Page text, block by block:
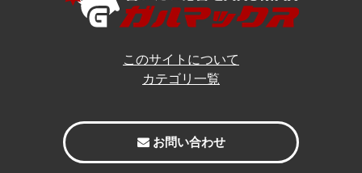
このサイトについて
カテゴリ一覧
お問い合わせ